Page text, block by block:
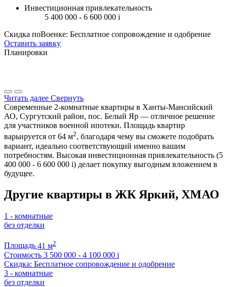
Инвестиционная привлекательность
5 400 000 - 6 600 000 i
Скидка поВоенке: Бесплатное сопровождение и одобрение
Оставить заявку
Планировки
Читать далее Свернуть
Современные 2-комнатные квартиры в Ханты-Мансийский
АО, Сургутский район, пос. Белый Яр — отличное решение
для участников военной ипотеки. Площадь квартир
варьируется от 64 м2, благодаря чему вы сможете подобрать
вариант, идеально соответствующий именно вашим
потребностям. Высокая инвестиционная привлекательность (5
400 000 - 6 600 000 i) делает покупку выгодным вложением в
будущее.
Другие квартиры в ЖК Яркий, ХМАО
1 - комнатные
без отделки
Площадь 41 м2
Стоимость 3 500 000 - 4 100 000 i
Скидка: Бесплатное сопровождение и одобрение
3 - комнатные
без отделки